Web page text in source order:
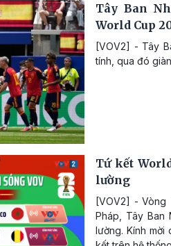
Tây Ban
World Cup
[VOV2] - Tây
tính, qua đó
Tứ kết
lường
[VOV2] -
Pháp, Tây
lường. Kính